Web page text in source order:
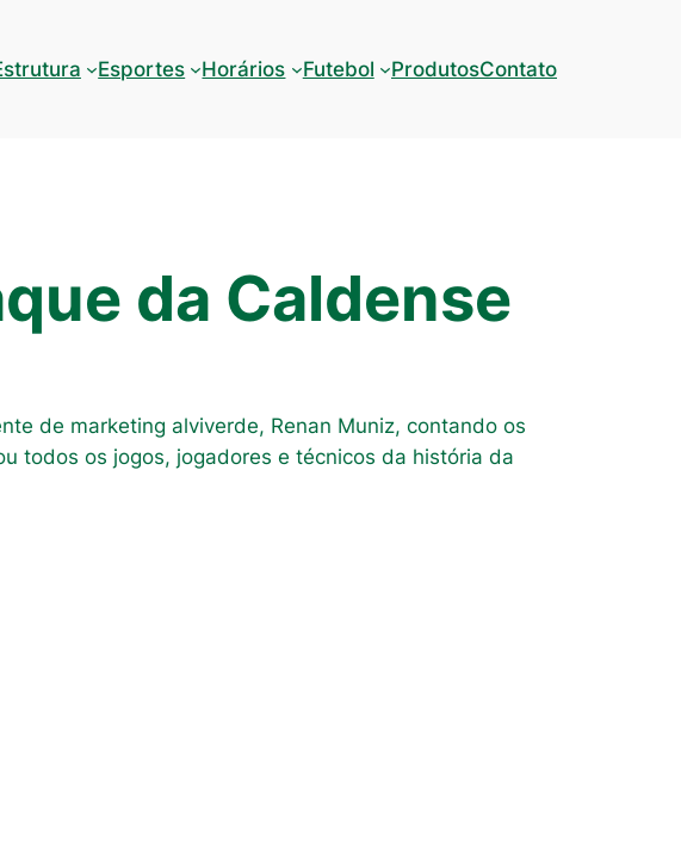
Esportes Horários Futebol ProdutosContato
da Caldense
de marketing alviverde, Renan Muniz, contando os
todos os jogos, jogadores e técnicos da história da